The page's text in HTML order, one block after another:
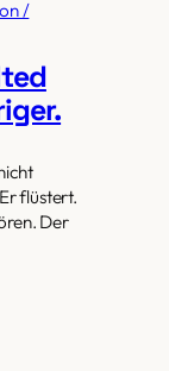
/
flüstert.
Der